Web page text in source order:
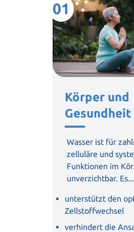
01
Körper und
Gesundheit
Wasser ist für
zelluläre und
Funktionen im
unverzichtbar. Es...
unterstützt den
Zellstoffwechsel
verhindert die